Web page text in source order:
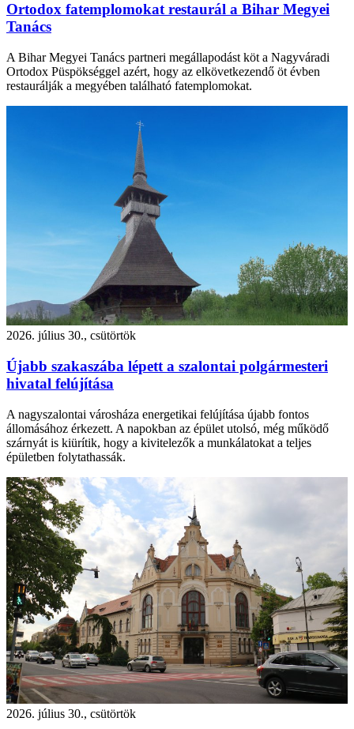
Ortodox fatemplomokat restaurál a Bihar Megyei
Tanács
A Bihar Megyei Tanács partneri megállapodást köt a Nagyváradi
Ortodox Püspökséggel azért, hogy az elkövetkezendő öt évben
restaurálják a megyében található fatemplomokat.
2026. július 30., csütörtök
Újabb szakaszába lépett a szalontai polgármesteri
hivatal felújítása
A nagyszalontai városháza energetikai felújítása újabb fontos
állomásához érkezett. A napokban az épület utolsó, még működő
szárnyát is kiürítik, hogy a kivitelezők a munkálatokat a teljes
épületben folytathassák.
2026. július 30., csütörtök